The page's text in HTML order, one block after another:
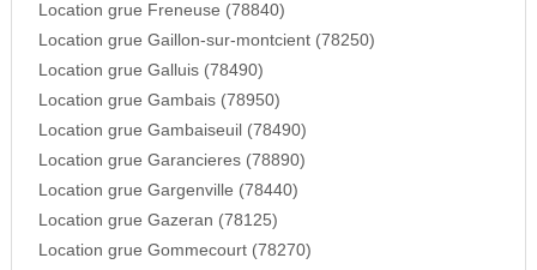
Location grue Freneuse (78840)
Location grue Gaillon-sur-montcient (78250)
Location grue Galluis (78490)
Location grue Gambais (78950)
Location grue Gambaiseuil (78490)
Location grue Garancieres (78890)
Location grue Gargenville (78440)
Location grue Gazeran (78125)
Location grue Gommecourt (78270)